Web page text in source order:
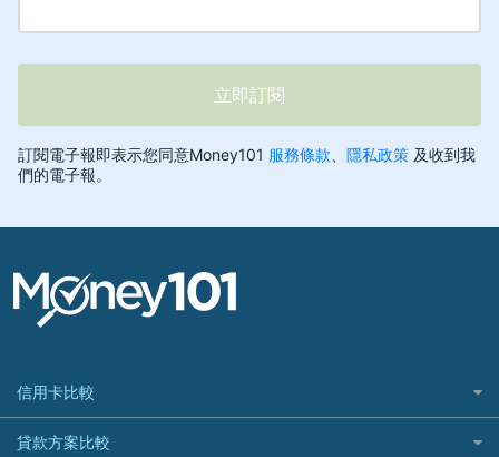
信用卡比較
信用卡情境類別推薦
貸款方案比較